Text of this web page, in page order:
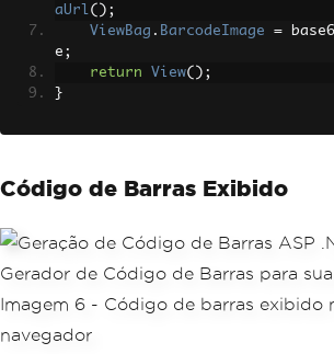
aUrl();
ViewBag . BarcodeImage =
e ;
return
View();
}
Código de Barras Exibido